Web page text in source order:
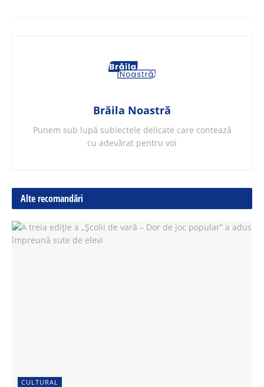
Brăila Noastră
Punem sub lupă subiectele delicate care contează
cu adevărat pentru voi
Alte recomandări
CULTURAL